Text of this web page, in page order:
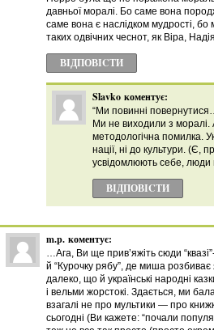
давньої моралі. Бо саме вона
саме вона є наслідком мудрості, бо
таких одвічних чеснот, як Віра,
ВІДПОВІCТИ
Slavko коментує:
“Ми повинні
Ми не виходили з моралі.
методологічна помилка.
нації, ні до культури. (Є,
усвідомлюють себе, люди
ВІДПОВІCТИ
m.p. коментує:
…Ага, Ви ще прив’яжіть сюди
й “Курочку рябу”, де миша
далеко, що й українські народні
і вельми жорстокі. Здається, ми
взагалі не про мультики — про
сьогодні (Ви кажете: “почали